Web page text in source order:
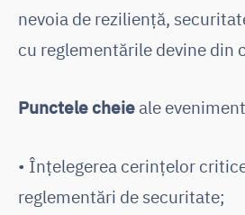
nevoia de reziliență,
cu reglementările devine din
Punctele cheie ale
• Înțelegerea cerințelor
reglementări de securitate;